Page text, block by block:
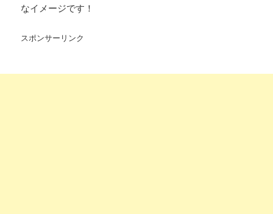
なイメージです！
スポンサーリンク